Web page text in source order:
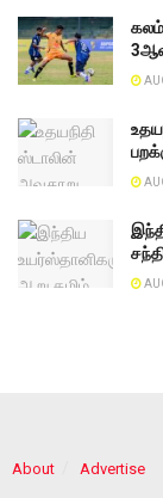
About Advertise